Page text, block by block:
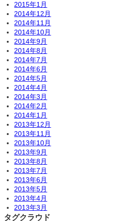
2015年1月
2014年12月
2014年11月
2014年10月
2014年9月
2014年8月
2014年7月
2014年6月
2014年5月
2014年4月
2014年3月
2014年2月
2014年1月
2013年12月
2013年11月
2013年10月
2013年9月
2013年8月
2013年7月
2013年6月
2013年5月
2013年4月
2013年3月
タグクラウド